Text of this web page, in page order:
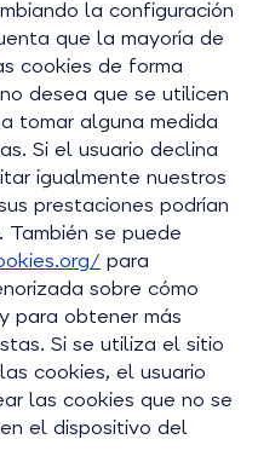
la configuración
que la mayoría de
cookies de forma
desea que se utilicen
tomar alguna medida
Si el usuario declina
igualmente nuestros
prestaciones podrían
se puede
para
sobre cómo
para obtener más
Si se utiliza el sitio
cookies, el usuario
las cookies que no se
el dispositivo del